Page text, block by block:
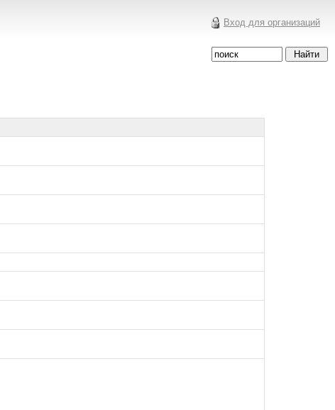
Вход для организаций